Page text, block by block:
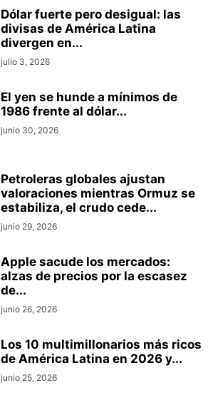
Dólar fuerte pero desigual: las
divisas de América Latina
divergen en...
julio 3, 2026
El yen se hunde a mínimos de
1986 frente al dólar...
junio 30, 2026
Petroleras globales ajustan
valoraciones mientras Ormuz se
estabiliza, el crudo cede...
junio 29, 2026
Apple sacude los mercados:
alzas de precios por la escasez
de...
junio 26, 2026
Los 10 multimillonarios más ricos
de América Latina en 2026 y...
junio 25, 2026